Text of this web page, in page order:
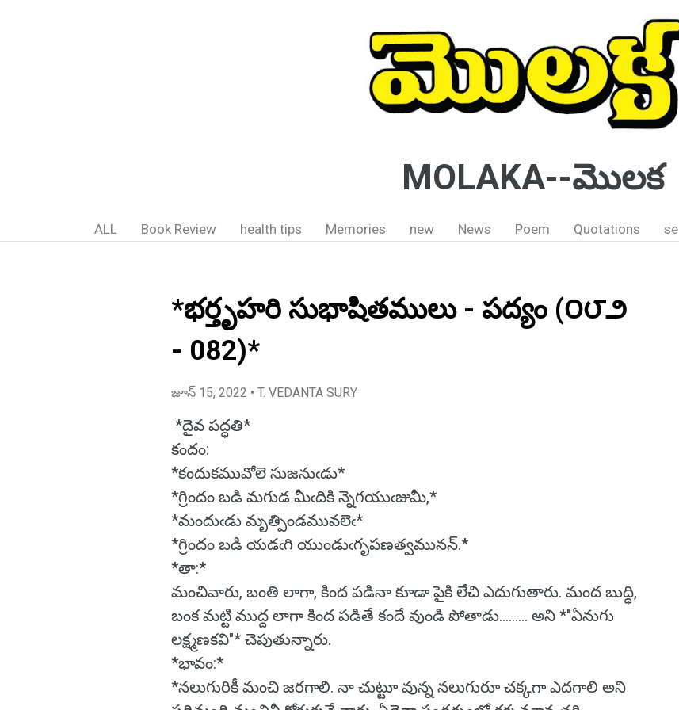
MOLAKA--మొలక
ALL Book Review health tips Memories new News Poem Quotations se
*భర్తృహరి సుభాషితములు - పద్యం (౦౮౨
- 082)*
జూన్ 15, 2022 • T. VEDANTA SURY
*దైవ పద్ధతి*
కందం:
*కందుకమువోలె సుజనుఁడు*
*గ్రిందం బడి మగుడ మీఁదికి న్నెగయుఁజుమీ,*
*మందుఁడు మృత్పిండమువలెఁ*
*గ్రిందం బడి యడఁగి యుండుఁగృపణత్వమునన్.*
*తా:*
మంచివారు, బంతి లాగా, కింద పడినా కూడా పైకి లేచి ఎదుగుతారు. మంద బుద్ధి,
బంక మట్టి ముద్ద లాగా కింద పడితే కందే వుండి పోతాడు......... అని *"ఏనుగు
లక్ష్మణకవి"* చెపుతున్నారు.
*భావం:*
*నలుగురికీ మంచి జరగాలి. నా చుట్టూ వున్న నలుగురూ చక్కగా ఎదగాలి అని